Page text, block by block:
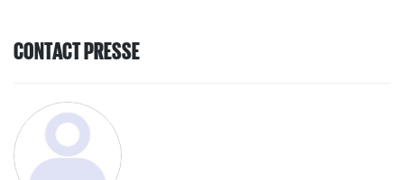
CONTACT PRESSE